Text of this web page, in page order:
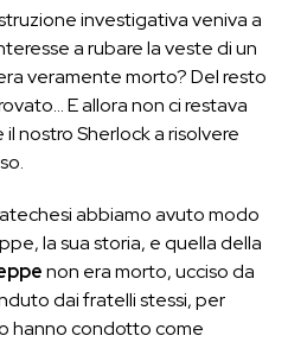
investigativa veniva a
a rubare la veste di un
veramente morto? Del resto
E allora non ci restava
nostro Sherlock a risolvere
abbiamo avuto modo
la sua storia, e quella della
non era morto, ucciso da
dai fratelli stessi, per
hanno condotto come